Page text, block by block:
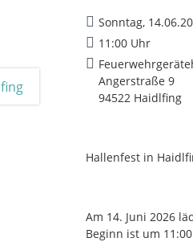
Sonntag,
11:00 Uhr
Angerstraße 9
94522 Haidlfing
Hallenfest in
Am 14. Juni 2026
Beginn ist um